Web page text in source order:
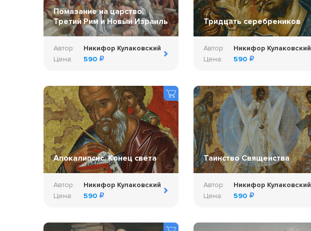
Помазание на царство.
Третий Рим и Новый Израиль
Автор:
Никифор Кулаковский
Цена:
590
Тридцать серебреников
Автор:
Никифор Кулаковский
Цена:
590
Апокалипсис. Конец света
Автор:
Никифор Кулаковский
Цена:
590
Таинство Священства
Автор:
Никифор Кулаковский
Цена:
590